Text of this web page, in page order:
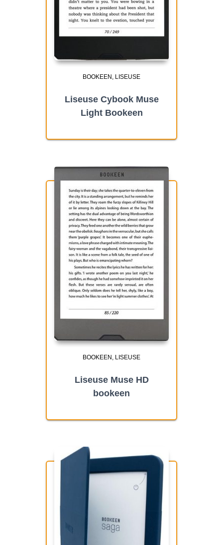
BOOKEEN LISEUSE
Liseuse Cybook Muse
Light Bookeen
BOOKEEN LISEUSE
Liseuse Muse HD
bookeen